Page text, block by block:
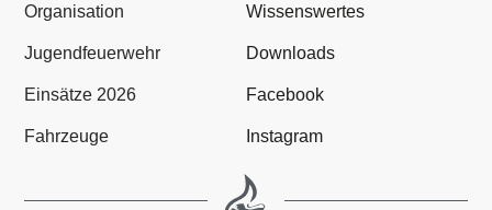
Organisation
Jugendfeuerwehr
Einsätze 2026
Fahrzeuge
Wissenswertes
Downloads
Facebook
Instagram